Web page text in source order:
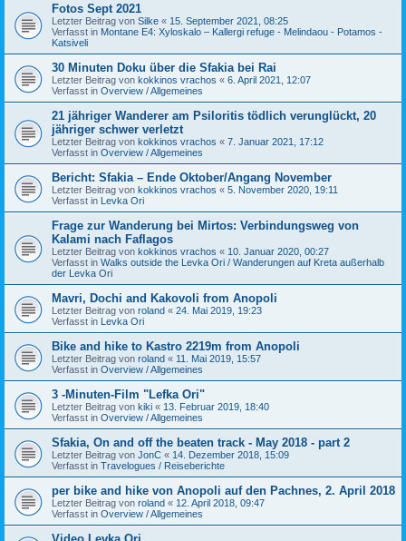
Fotos Sept 2021
Letzter Beitrag von Silke « 15. September 2021, 08:25
Verfasst in Montane E4: Xyloskalo – Kallergi refuge - Melindaou - Potamos -
Katsiveli
30 Minuten Doku über die Sfakia bei Rai
Letzter Beitrag von kokkinos vrachos « 6. April 2021, 12:07
Verfasst in Overview / Allgemeines
21 jähriger Wanderer am Psiloritis tödlich verunglückt, 20
jähriger schwer verletzt
Letzter Beitrag von kokkinos vrachos « 7. Januar 2021, 17:12
Verfasst in Overview / Allgemeines
Bericht: Sfakia – Ende Oktober/Angang November
Letzter Beitrag von kokkinos vrachos « 5. November 2020, 19:11
Verfasst in Levka Ori
Frage zur Wanderung bei Mirtos: Verbindungsweg von
Kalami nach Faflagos
Letzter Beitrag von kokkinos vrachos « 10. Januar 2020, 00:27
Verfasst in Walks outside the Levka Ori / Wanderungen auf Kreta außerhalb
der Levka Ori
Mavri, Dochi and Kakovoli from Anopoli
Letzter Beitrag von roland « 24. Mai 2019, 19:23
Verfasst in Levka Ori
Bike and hike to Kastro 2219m from Anopoli
Letzter Beitrag von roland « 11. Mai 2019, 15:57
Verfasst in Overview / Allgemeines
3 -Minuten-Film "Lefka Ori"
Letzter Beitrag von kiki « 13. Februar 2019, 18:40
Verfasst in Overview / Allgemeines
Sfakia, On and off the beaten track - May 2018 - part 2
Letzter Beitrag von JonC « 14. Dezember 2018, 15:09
Verfasst in Travelogues / Reiseberichte
per bike and hike von Anopoli auf den Pachnes, 2. April 2018
Letzter Beitrag von roland « 12. April 2018, 09:47
Verfasst in Overview / Allgemeines
Video Levka Ori